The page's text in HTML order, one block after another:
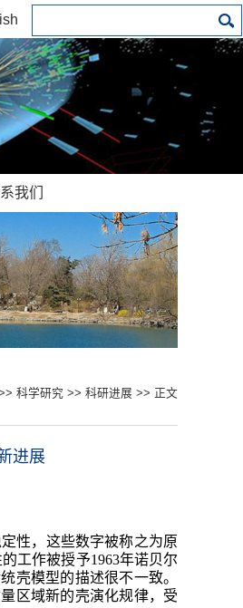
我们
科学研究 >> 科研进展 >> 正文
进展
性，这些数字被称之为原
工作被授予1963年诺贝尔
壳模型的描述很不一致。
区域新的壳演化规律，受